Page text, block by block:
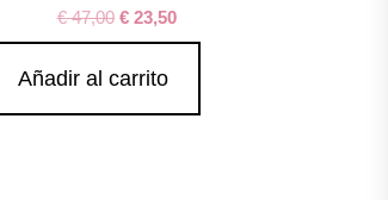
€47,00 €23,50
Añadir al carrito